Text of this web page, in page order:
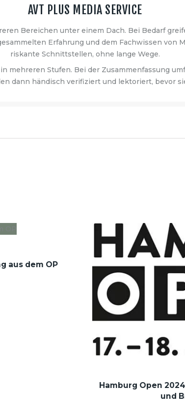
AVT PLUS MEDIA SERVICE
Bereichen unter einem Dach. Bei Bedarf
Erfahrung und dem Fachwissen von
riskante Schnittstellen, ohne lange Wege.
mehreren Stufen. Bei der Zusammenfassung
dann händisch verifiziert und lektoriert, bevor
aus dem OP
Hamburg Open
und